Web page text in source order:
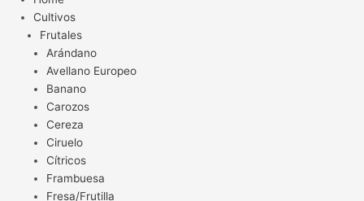
Cultivos
Frutales
Arándano
Avellano Europeo
Banano
Carozos
Cereza
Ciruelo
Cítricos
Frambuesa
Fresa/Frutilla